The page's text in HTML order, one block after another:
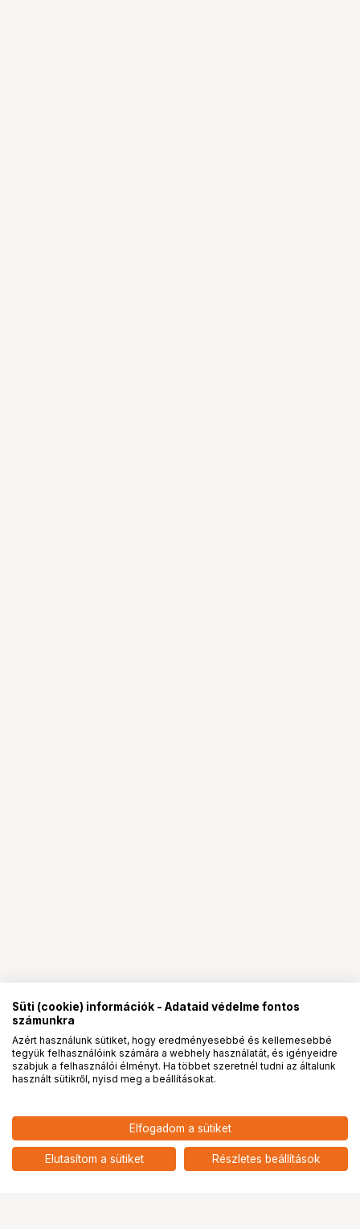
LAOWA LENS CAP 12MM F/2.87 090 HUF
nettó: 5 583 HUF
PROpartnerségek
Süti (cookie) információk - Adataid védelme fontos
számunkra
Azért használunk sütiket, hogy eredményesebbé és kellemesebbé
tegyük felhasználóink számára a webhely használatát, és igényeidre
szabjuk a felhasználói élményt. Ha többet szeretnél tudni az általunk
használt sütikről, nyisd meg a beállításokat.
Elfogadom a sütiket
Elutasítom a sütiket Részletes beállítások